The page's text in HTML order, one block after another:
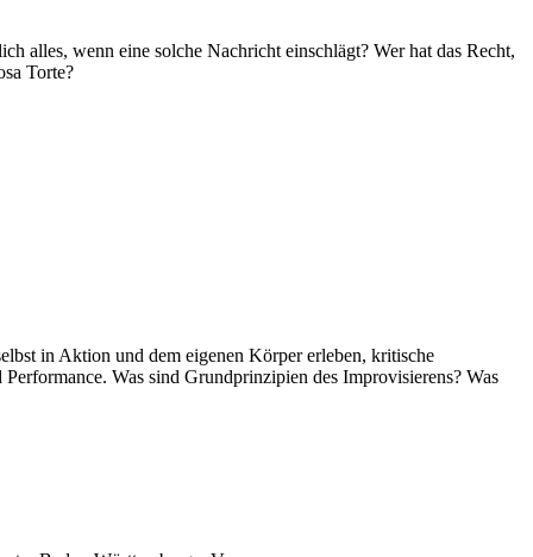
alles, wenn eine solche Nachricht einschlägt? Wer hat das Recht,
Torte?
in Aktion und dem eigenen Körper erleben, kritische
Was sind Grundprinzipien des Improvisierens? Was